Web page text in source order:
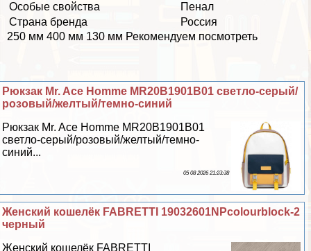
Особые свойства
Пенал
Страна бренда
Россия
250 мм 400 мм 130 мм Рекомендуем посмотреть
Рюкзак Mr. Ace Homme MR20B1901B01 светло-серый/
розовый/желтый/темно-синий
Рюкзак Mr. Ace Homme MR20B1901B01
светло-серый/розовый/желтый/темно-
синий...
05 08 2026 21:23:38
Женский кошелёк FABRETTI 19032601NPcolourblock-2
черный
Женский кошелёк FABRETTI